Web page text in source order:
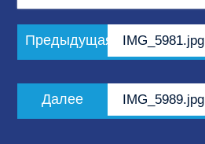
Навигация
по
Предыдущая
запись:
IMG_5981.jpg
Далее
запись:
IMG_5989.jpg